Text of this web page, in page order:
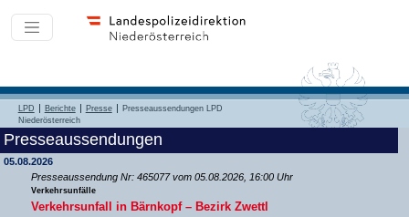
LPD Berichte Presse
Presseaussendungen LPD
Niederösterreich
Presseaussendungen
05.08.2026
Presseaussendung Nr: 465077 vom 05.08.2026, 16:00 Uhr
Verkehrsunfälle
Verkehrsunfall in Bärnkopf – Bezirk Zwettl